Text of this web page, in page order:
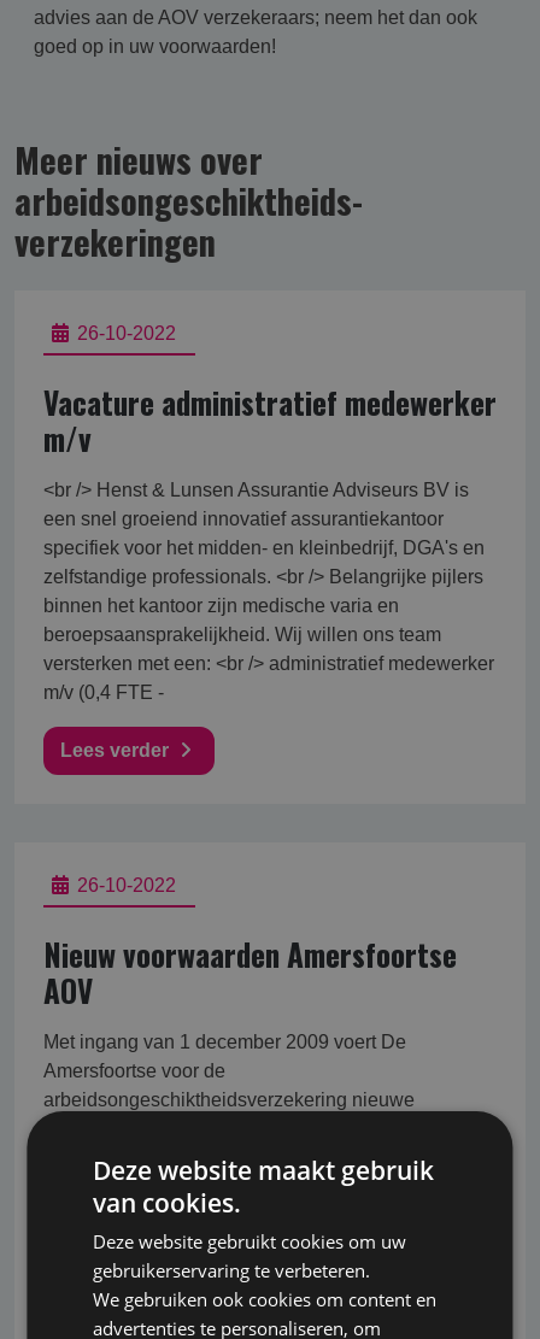
advies aan de AOV verzekeraars; neem het dan ook
goed op in uw voorwaarden!
Meer nieuws over
arbeidsongeschikt­heids­
verzekering­en
26-10-2022
Vacature administratief medewerker
m/v
<br /> Henst & Lunsen Assurantie Adviseurs BV is
een snel groeiend innovatief assurantiekantoor
specifiek voor het midden- en kleinbedrijf, DGA's en
zelfstandige professionals. <br /> Belangrijke pijlers
binnen het kantoor zijn medische varia en
beroepsaansprakelijkheid. Wij willen ons team
versterken met een: <br /> administratief medewerker
m/v (0,4 FTE -
Lees verder
26-10-2022
Nieuw voorwaarden Amersfoortse
AOV
Met ingang van 1 december 2009 voert De
Amersfoortse voor de
arbeidsongeschiktheidsverzekering nieuwe
aldus de Amersfoortse opmaakt op taalniveau B1.
Inhoudelijk vallen de wijzigingen wel mee hoewel
we blij zijn dat ook de Amersfoortse nu de
omschrijving inkomen
Lees verder
Deze website maakt gebruik
van cookies.
Deze website gebruikt cookies om uw
gebruikerservaring te verbeteren.
We gebruiken ook cookies om content en
advertenties te personaliseren, om